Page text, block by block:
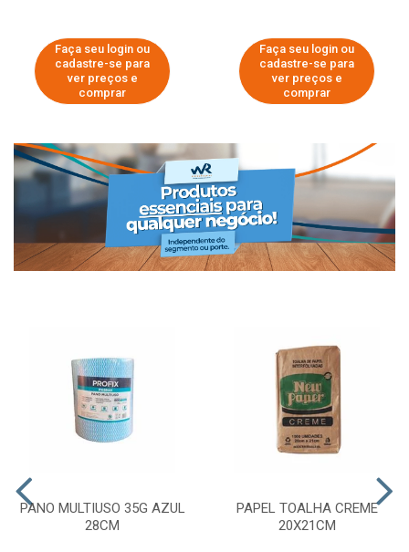
Faça seu login ou
cadastre-se para
ver preços e
comprar
Faça seu login ou
cadastre-se para
ver preços e
comprar
PANO MULTIUSO 35G AZUL
28CM
PAPEL TOALHA CREME
20X21CM